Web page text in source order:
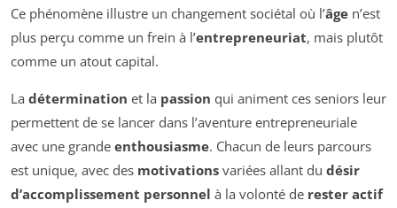
Ce phénomène illustre un changement sociétal où l’âge n’est
plus perçu comme un frein à l’entrepreneuriat, mais plutôt
comme un atout capital.
La détermination et la passion qui animent ces seniors leur
permettent de se lancer dans l’aventure entrepreneuriale
avec une grande enthousiasme. Chacun de leurs parcours
est unique, avec des motivations variées allant du désir
d’accomplissement personnel à la volonté de rester actif